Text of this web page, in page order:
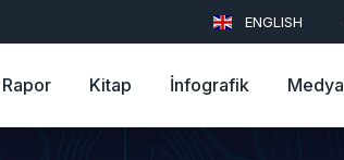
ENGLISH
Rapor Kitap İnfografik Medya